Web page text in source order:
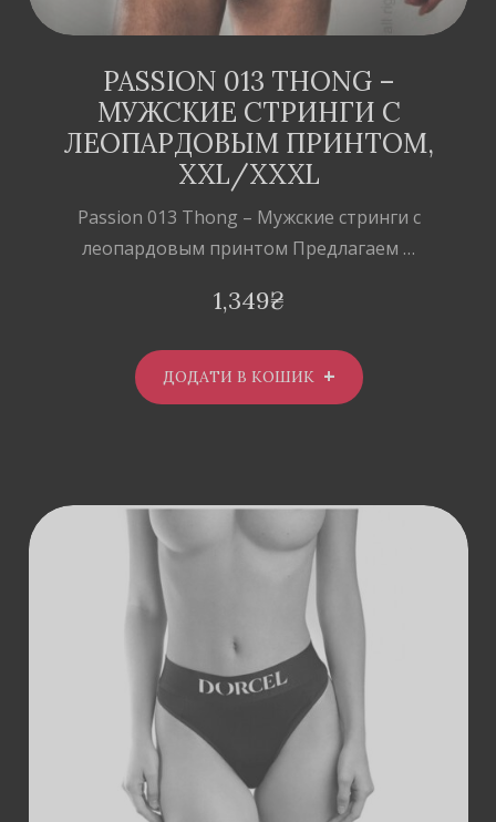
PASSION 013 THONG –
МУЖСКИЕ СТРИНГИ С
ЛЕОПАРДОВЫМ ПРИНТОМ,
XXL/XXXL
Passion 013 Thong – Мужские стринги с
леопардовым принтом Предлагаем …
1,349₴
ДОДАТИ В КОШИК
КОШИК